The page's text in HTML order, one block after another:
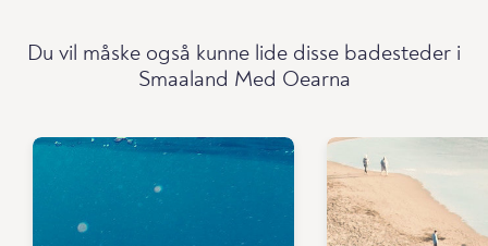
Du vil måske også kunne lide disse badesteder i
Smaaland Med Oearna